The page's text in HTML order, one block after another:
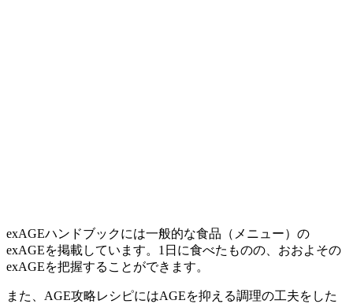
exAGEハンドブックには一般的な食品（メニュー）の
exAGEを掲載しています。1日に食べたものの、おおよその
exAGEを把握することができます。
また、AGE攻略レシピにはAGEを抑える調理の工夫をした